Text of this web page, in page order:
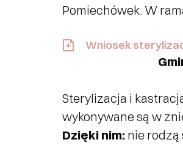
Pomiechówek. W
Wniosek
Sterylizacja i
wykonywane są w
Dzięki nim: nie